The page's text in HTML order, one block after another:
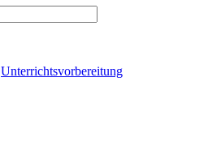
Unterrichtsvorbereitung